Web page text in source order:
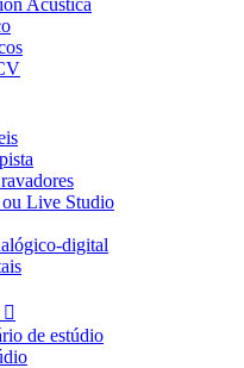
Acústica
Live Studio
digital

de estúdio